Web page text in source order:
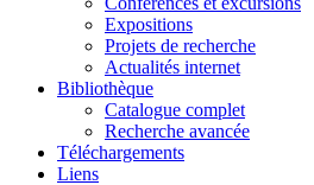
Expositions
Projets de recherche
Actualités internet
Bibliothèque
Catalogue complet
Recherche avancée
Téléchargements
Liens